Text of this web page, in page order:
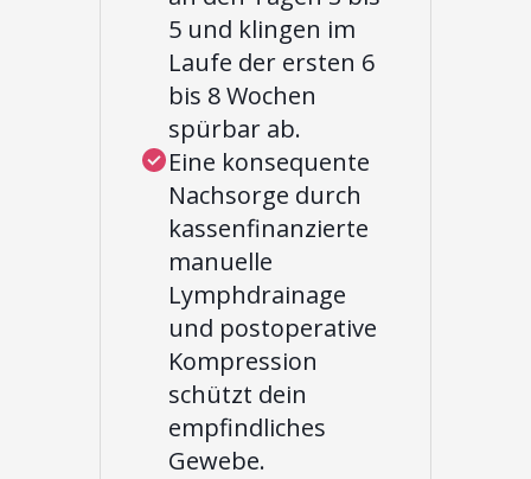
5 und klingen im
Laufe der ersten 6
bis 8 Wochen
spürbar ab.
Eine konsequente
Nachsorge durch
kassenfinanzierte
manuelle
Lymphdrainage
und postoperative
Kompression
schützt dein
empfindliches
Gewebe.